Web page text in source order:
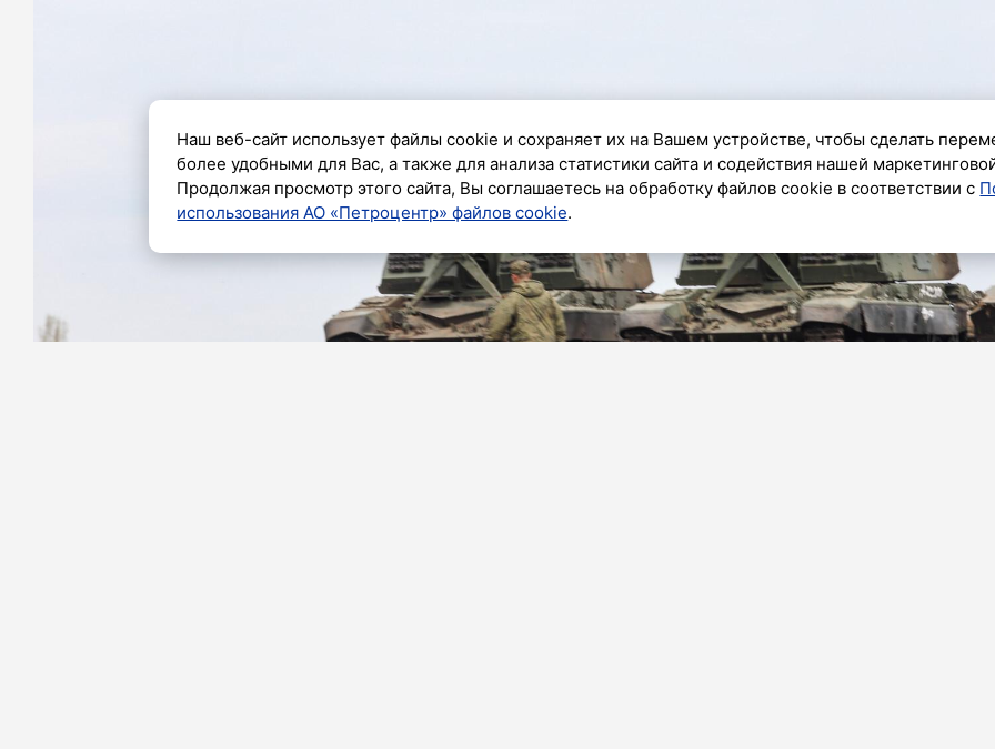
Наш веб-сайт использует файлы cookie и сохраняет их на Вашем устройстве, чтобы сделать
более удобными для Вас, а также для анализа статистики сайта и содействия нашей
Продолжая просмотр этого сайта, Вы соглашаетесь на обработку файлов cookie в соответствии с
использования АО «Петроцентр» файлов cookie.